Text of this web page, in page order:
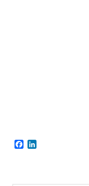
Facebook